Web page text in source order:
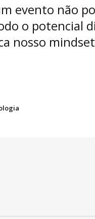
evento não
o potencial
nosso